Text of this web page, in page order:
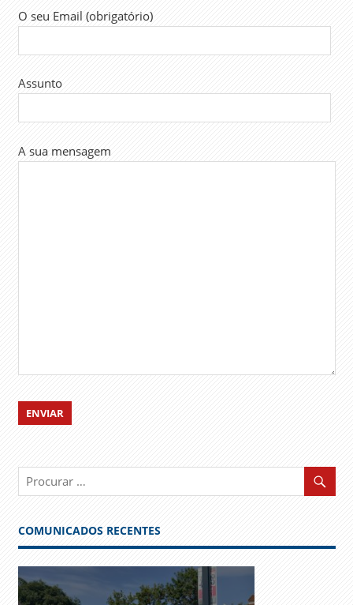
O seu Email (obrigatório)
Assunto
A sua mensagem
COMUNICADOS RECENTES